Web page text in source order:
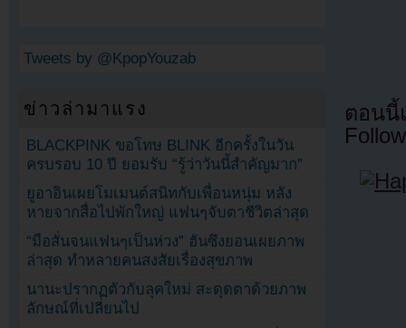
ตอนนี้
Tweets by @KpopYouzab
ข่าวล่ามาแรง
BLACKPINK ขอโทษ BLINK อีกครั้งในวัน
ครบรอบ 10 ปี ยอมรับ “รู้ว่าวันนี้สำคัญมาก”
ยูอาอินเผยโมเมนต์สนิทกับเพื่อนหนุ่ม หลัง
หายจากสื่อไปพักใหญ่ แฟนๆจับตาชีวิตล่าสุด
“มือสั่นจนแฟนๆเป็นห่วง” ฮันซึงยอนเผยภาพ
ล่าสุด ทำหลายคนสงสัยเรื่องสุขภาพ
นานะปรากฏตัวกับลุคใหม่ สะดุดตาด้วยภาพ
ลักษณ์ที่เปลี่ยนไป